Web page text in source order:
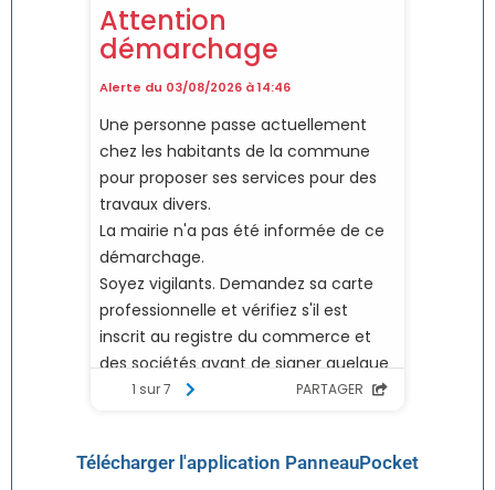
Télécharger l'application PanneauPocket